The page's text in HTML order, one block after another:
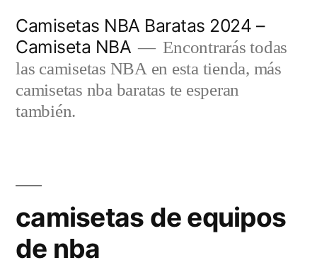
contenido
Camisetas NBA Baratas 2024 –
Camiseta NBA
Encontrarás todas
las camisetas NBA en esta tienda, más
camisetas nba baratas te esperan
también.
camisetas de equipos
de nba